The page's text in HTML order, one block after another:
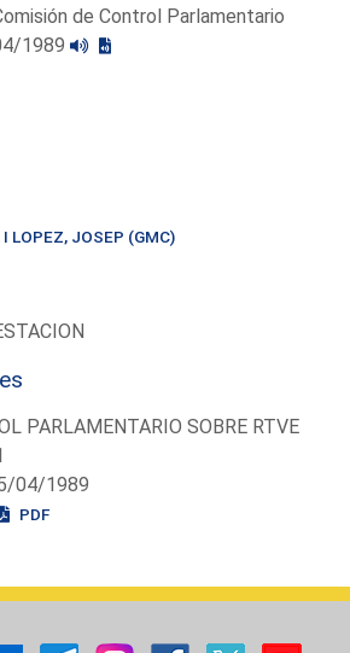
de Control Parlamentario
1989
LOPEZ, JOSEP (GMC)
PARLAMENTARIO SOBRE RTVE
04/1989
PDF